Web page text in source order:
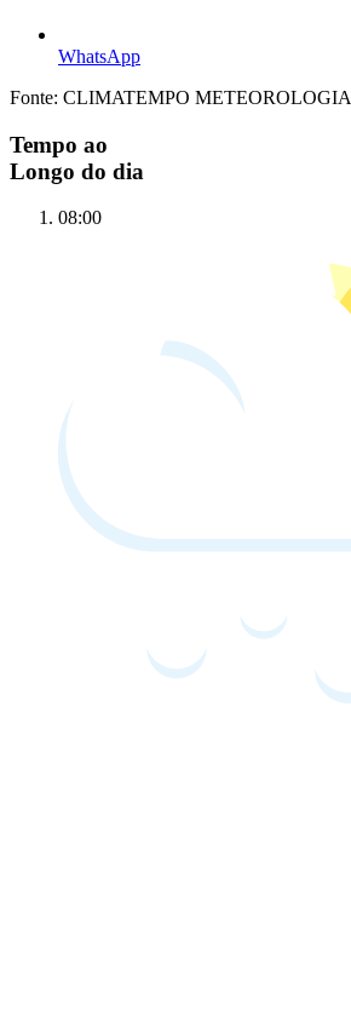
WhatsApp
Fonte: CLIMATEMPO METEOROLOGIA
Tempo ao
Longo do dia
08:00